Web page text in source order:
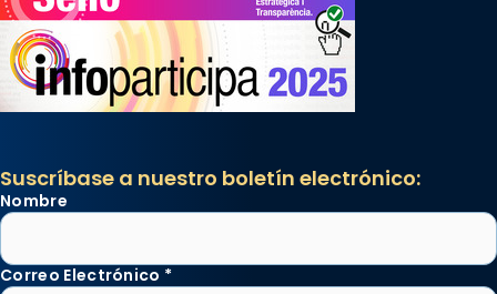
Suscríbase a nuestro boletín electrónico:
Nombre
Correo Electrónico *